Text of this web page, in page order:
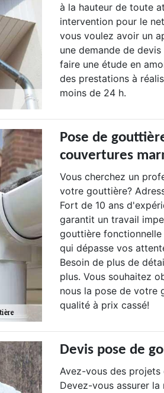
à la hauteur de toute
intervention pour le
vous voulez avoir un
une demande de
faire une étude en
des prestations à
moins de 24 h.
Pose de
couvertures
Vous cherchez un
votre gouttière?
Fort de 10 ans
garantit un travail
gouttière
qui dépasse vos
Besoin de plus de
plus. Vous souhaitez
nous la pose de votre
qualité à prix cassé!
Devis pose de
Avez-vous des
Devez-vous assurer